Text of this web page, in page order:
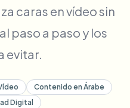
caras en vídeo sin
paso a paso y los
evitar.
Contenido en Árabe
Digital